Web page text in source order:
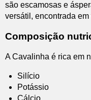
são escamosas e
versátil, encontrada
Composição
A Cavalinha é rica em
Silício
Potássio